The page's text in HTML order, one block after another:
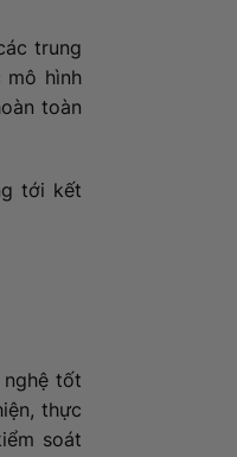
trung
mô hình
toàn
tới kết
nghệ tốt
thực
soát